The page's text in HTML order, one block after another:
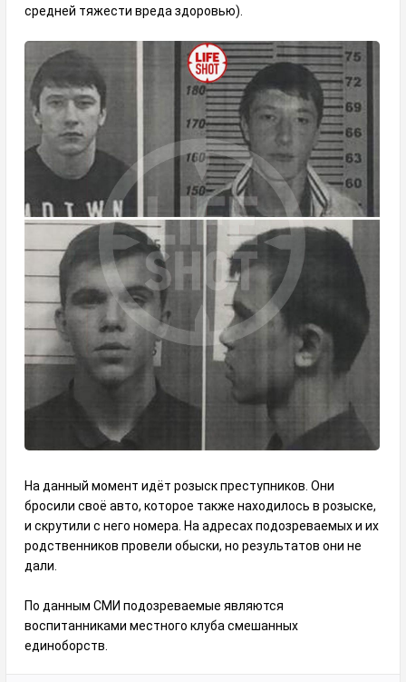
средней тяжести вреда здоровью).
На данный момент идёт розыск преступников. Они
бросили своё авто, которое также находилось в розыске,
и скрутили с него номера. На адресах подозреваемых и их
родственников провели обыски, но результатов они не
дали.
По данным СМИ подозреваемые являются
воспитанниками местного клуба смешанных
единоборств.